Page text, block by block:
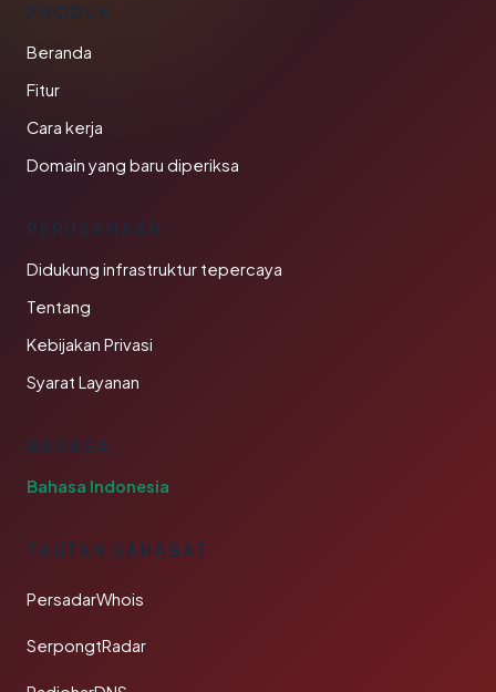
PRODUK
Beranda
Fitur
Cara kerja
Domain yang baru diperiksa
PERUSAHAAN
Didukung infrastruktur tepercaya
Tentang
Kebijakan Privasi
Syarat Layanan
BAHASA
Bahasa Indonesia
TAUTAN SAHABAT
PersadarWhois
SerpongtRadar